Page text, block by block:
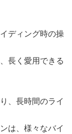
ディング時の操
長く愛用できる
、長時間のライ
は、様々なバイ